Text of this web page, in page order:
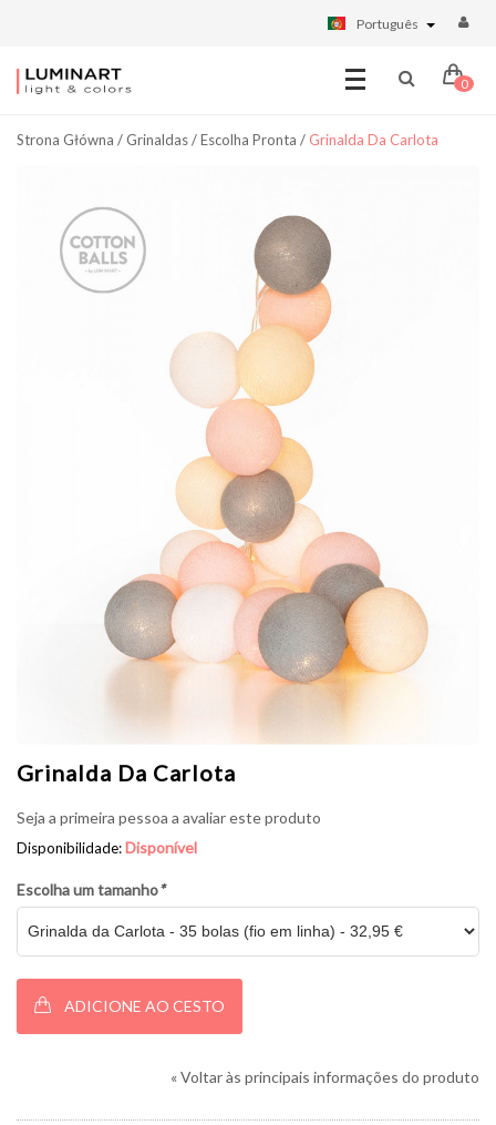
Português
0
Strona Główna / Grinaldas/Escolha Pronta / Grinalda Da Carlota
Grinalda Da Carlota
Seja a primeira pessoa a avaliar este produto
Disponibilidade:Disponível
Escolha um tamanho*
ADICIONE AO CESTO
«Voltar às principais informações do produto